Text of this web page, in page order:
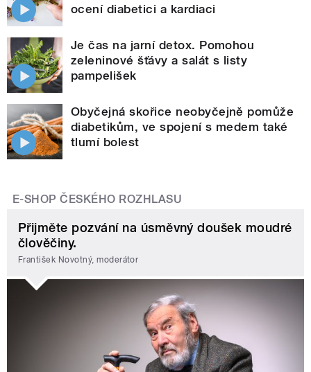
ocení diabetici a kardiaci
Je čas na jarní detox. Pomohou
zeleninové šťávy a salát s listy
pampelišek
Obyčejná skořice neobyčejně pomůže
diabetikům, ve spojení s medem také
tlumí bolest
E-SHOP ČESKÉHO ROZHLASU
Přijměte pozvání na úsměvný doušek moudré
člověčiny.
František Novotný, moderátor